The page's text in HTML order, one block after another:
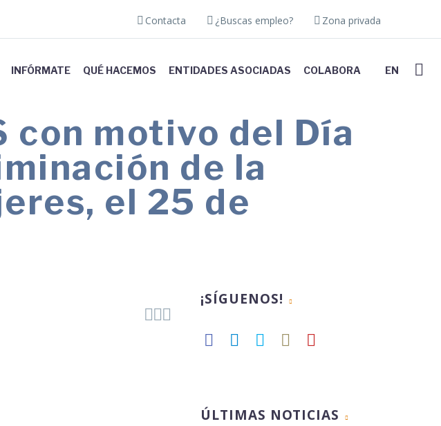
Contacta ¿Buscas empleo? Zona privada
INFÓRMATE QUÉ HACEMOS ENTIDADES ASOCIADAS COLABORA EN
con motivo del Día
de la
el 25 de

Twitter
¡SÍGUENOS!
ÚLTIMAS NOTICIAS